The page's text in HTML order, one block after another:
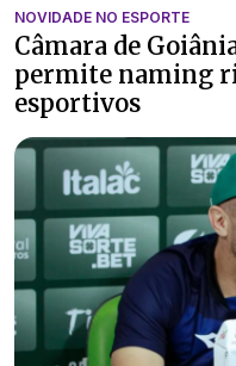
NOVIDADE NO ESPORTE
Câmara de
permite naming
esportivos